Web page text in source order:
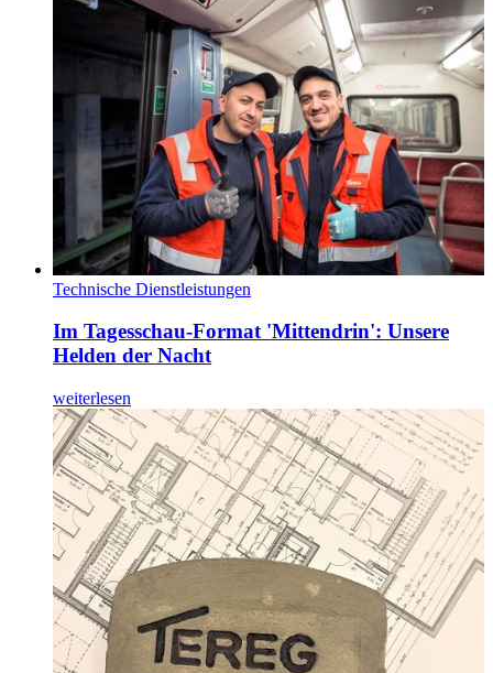
Technische Dienstleistungen
Im Tagesschau-Format 'Mittendrin': Unsere
Helden der Nacht
weiterlesen